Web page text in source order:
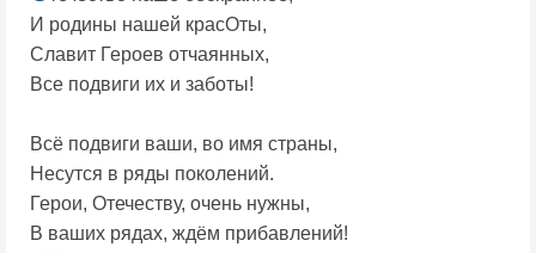
И родины нашей красОты,
Славит Героев отчаянных,
Все подвиги их и заботы!
Всё подвиги ваши, во имя страны,
Несутся в ряды поколений.
Герои, Отечеству, очень нужны,
В ваших рядах, ждём прибавлений!